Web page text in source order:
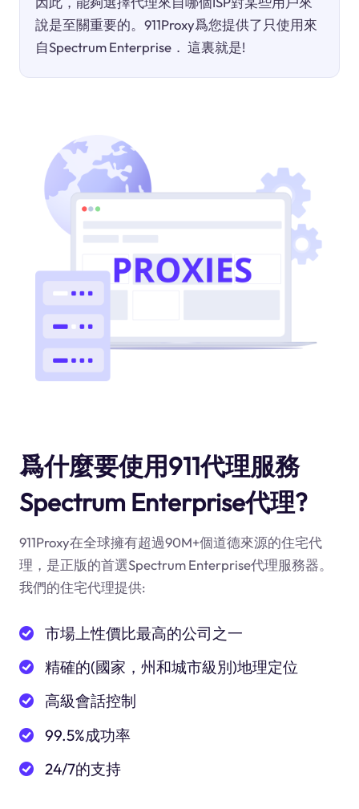
說是至關重要的。911Proxy爲您提供了只使用來
自Spectrum Enterprise． 這裏就是!
爲什麼要使用911代理服務
Spectrum Enterprise代理?
911Proxy在全球擁有超過90M+個道德來源的住宅代
理，是正版的首選Spectrum Enterprise代理服務器。
我們的住宅代理提供:
市場上性價比最高的公司之一
精確的(國家，州和城市級別)地理定位
高級會話控制
99.5%成功率
24/7的支持